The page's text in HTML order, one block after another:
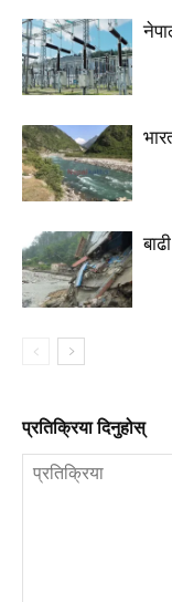
प्रतिक्रिया दिनुहोस्